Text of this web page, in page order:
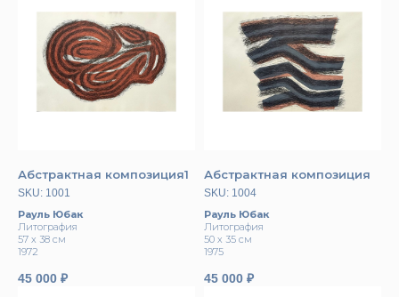
Абстрактная композиция1
SKU: 1001
Рауль Юбак
Литография
57 х 38 см
1972
45 000 ₽
Абстрактная композиция
SKU: 1004
Рауль Юбак
Литография
50 х 35 см
1975
45 000 ₽